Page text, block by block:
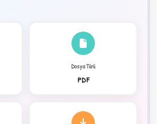
Dosya Türü
PDF